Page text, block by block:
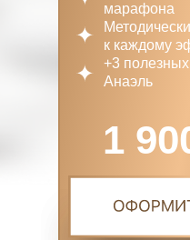
марафона
к каждому
+3
Анаэль
1